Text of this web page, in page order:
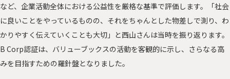
など、企業活動全体における公益性を厳格な基準で評価します。「社会
に良いことをやっているものの、それをちゃんとした物差しで測り、わ
かりやすく伝えていくことも大切」と西山さんは当時を振り返ります。
B Corp認証は、バリューブックスの活動を客観的に示し、さらなる高
みを目指すための羅針盤となりました。